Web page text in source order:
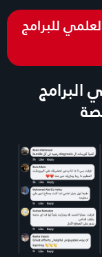
للبرامج
البرامج